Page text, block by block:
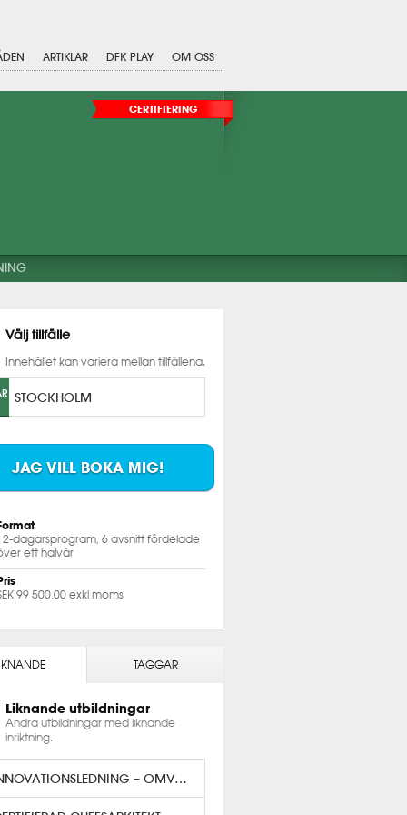
ARTIKLAR DFK PLAY OM OSS
CERTIFIERING
Välj tillfälle
Innehållet kan variera mellan tillfällena.
STOCKHOLM
JAG VILL BOKA MIG!
dagarsprogram, 6 avsnitt fördelade
ett halvår
99 500,00 exkl moms
TAGGAR
Liknande utbildningar
Andra utbildningar med liknande
inriktning.
INNOVATIONSLEDNING – OMVANDLA IDÉ TILL VÄRDE